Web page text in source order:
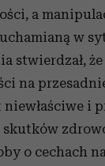
a
w
stwierdzał,
na
i
skutków
o cechach